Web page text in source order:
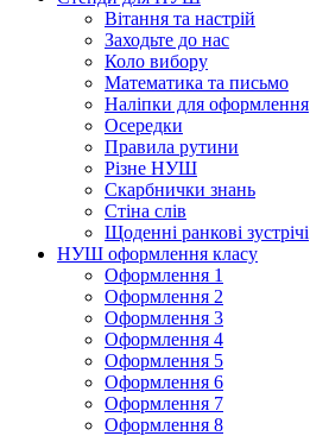
Вітання та настрій
Заходьте до нас
Коло вибору
Математика та письмо
Наліпки для оформлення
Осередки
Правила рутини
Різне НУШ
Скарбнички знань
Стіна слів
Щоденні ранкові зустрічі
НУШ оформлення класу
Оформлення 1
Оформлення 2
Оформлення 3
Оформлення 4
Оформлення 5
Оформлення 6
Оформлення 7
Оформлення 8